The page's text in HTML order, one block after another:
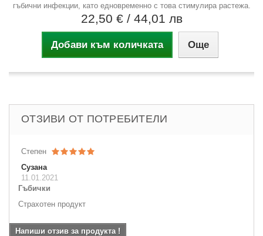
гъбични инфекции, като едновременно с това стимулира растежа.
22,50 € / 44,01 лв
Добави към количката Още
ОТЗИВИ ОТ ПОТРЕБИТЕЛИ
Степен
Сузана
11.01.2021
Гъбички
Страхотен продукт
Напиши отзив за продукта !